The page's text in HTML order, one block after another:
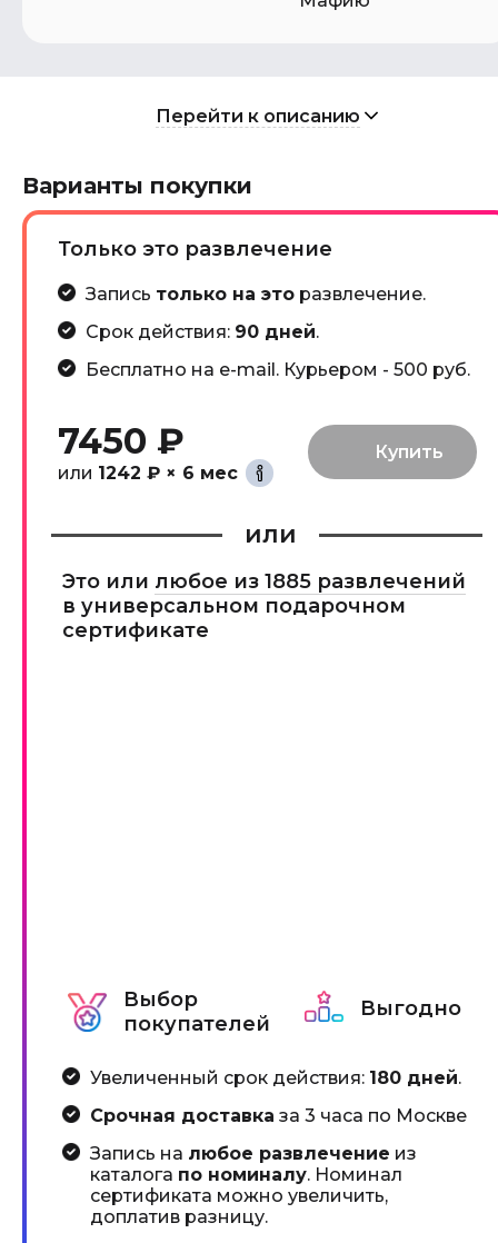
Перейти к описанию
Варианты покупки
Только это развлечение
Запись только на эторазвлечение.
Срок действия: 90 дней.
Бесплатно на e-mail. Курьером - 500 руб.
7450 ₽
или 1242 ₽ × 6 мес
или
Это или любое из 1885 развлечений
в универсальном подарочном
сертификате
Выбор
покупателей
Выгодно
Увеличенный срок действия: 180 дней.
Срочная доставка за 3 часа по Москве
Запись на любое развлечение из
каталога по номиналу. Номинал
сертификата можно увеличить,
доплатив разницу.